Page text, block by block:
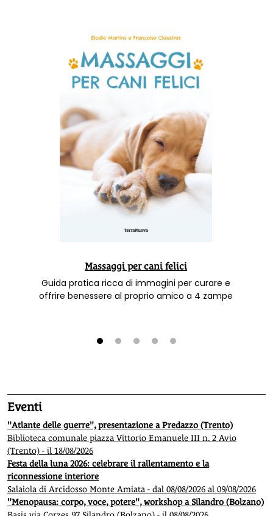
Massaggi per cani felici
Guida pratica ricca di immagini per curare e
offrire benessere al proprio amico a 4 zampe
Eventi
"Atlante delle guerre", presentazione a Predazzo (Trento)
Biblioteca comunale piazza Vittorio Emanuele III n. 2 Avio
(Trento) - il 18/08/2026
Festa della luna 2026: celebrare il rallentamento e la
riconnessione interiore
Salaiola di Arcidosso Monte Amiata - dal 08/08/2026 al 09/08/2026
"Menopausa: corpo, voce, potere", workshop a Silandro (Bolzano)